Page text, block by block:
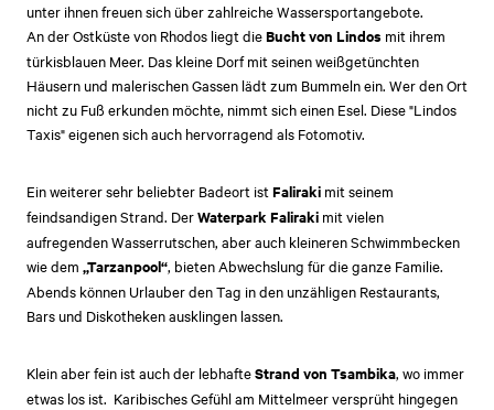
unter ihnen freuen sich über zahlreiche Wassersportangebote.
An der Ostküste von Rhodos liegt dieBucht von Lindos mit ihrem
türkisblauen Meer. Das kleine Dorf mit seinen weißgetünchten
Häusern und malerischen Gassen lädt zum Bummeln ein. Wer den Ort
nicht zu Fuß erkunden möchte, nimmt sich einen Esel. Diese "Lindos
Taxis" eigenen sich auch hervorragend als Fotomotiv.
Ein weiterer sehr beliebter Badeort ist Faliraki mit seinem
feindsandigen Strand. DerWaterpark Faliraki mit vielen
aufregenden Wasserrutschen, aber auch kleineren Schwimmbecken
wie dem „Tarzanpool“, bieten Abwechslung für die ganze Familie.
Abends können Urlauber den Tag in den unzähligen Restaurants,
Bars und Diskotheken ausklingen lassen.
Klein aber fein ist auch der lebhafteStrand von Tsambika, wo immer
etwas los ist. Karibisches Gefühl am Mittelmeer versprüht hingegen